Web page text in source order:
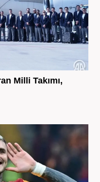
Milli Takımı,